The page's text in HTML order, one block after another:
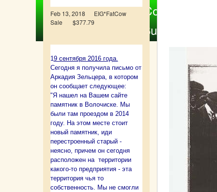
Feb 13, 2018 EIG*FatCow
Sale $377.79
19 сентября 2016 года.
Сегодня я получила письмо от
Аркадия Зельцера, в котором
он сообщает следующее:
"Я нашел на Вашем сайте
памятник в Волочиске. Мы
были там проездом в 2014
году. На этом месте стоит
новый памятник, иди
перестроенный старый -
неясно, причем он сегодня
расположен на территории
какого-то предприятия - эта
территория чья то
собственность. Мы не смогли
Copyright ©
Built &